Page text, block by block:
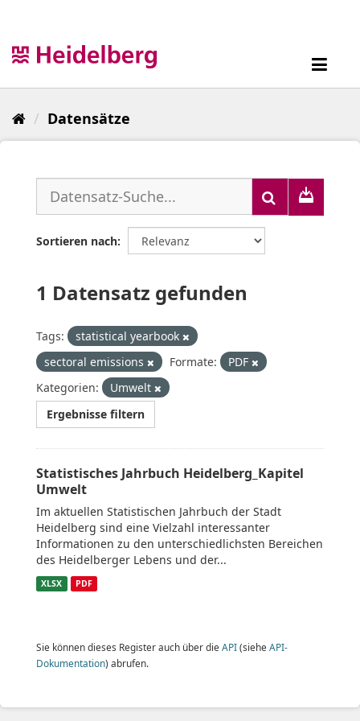
Datensätze
Sortieren nach
1 Datensatz gefunden
Tags:
statistical yearbook
sectoral emissions
Formate:
PDF
Kategorien:
Umwelt
Ergebnisse filtern
Statistisches Jahrbuch Heidelberg_Kapitel
Umwelt
Im aktuellen Statistischen Jahrbuch der Stadt
Heidelberg sind eine Vielzahl interessanter
Informationen zu den unterschiedlichsten Bereichen
des Heidelberger Lebens und der...
XLSX PDF
Sie können dieses Register auch über die API(siehe API-
Dokumentation) abrufen.